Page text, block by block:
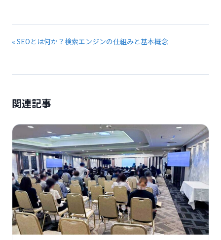
« SEOとは何か？検索エンジンの仕組みと基本概念
関連記事